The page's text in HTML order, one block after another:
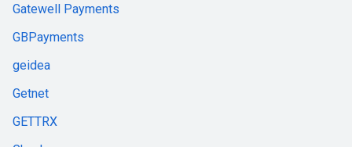
Gatewell Payments
GBPayments
geidea
Getnet
GETTRX